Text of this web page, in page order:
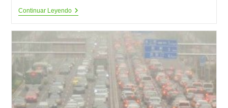
Continuar Leyendo¿Qué
De
Energía
Cero?